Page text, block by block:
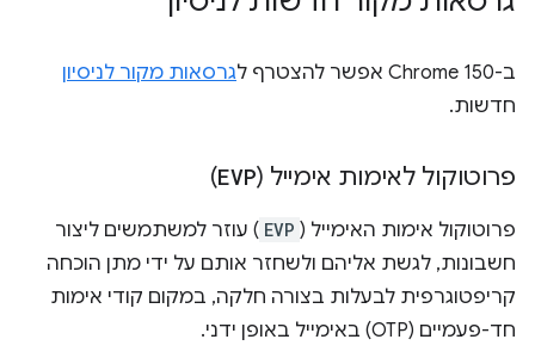
ב-Chrome 150 אפשר להצטרף ל
גרסאות מקור לניסיון
חדשות.
פרוטוקול לאימות אימייל (EVP
)
פרוטוקול אימות האימייל ( EVP ) עוזר למשתמשים ליצור
חשבונות, לגשת אליהם ולשחזר אותם על ידי מתן הוכחה
קריפטוגרפית לבעלות בצורה חלקה, במקום קודי אימות
חד-פעמיים (OTP) באימייל באופן ידני.